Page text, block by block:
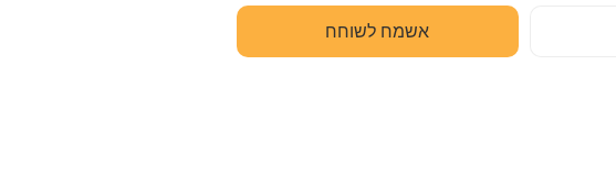
אשמח לשוחח